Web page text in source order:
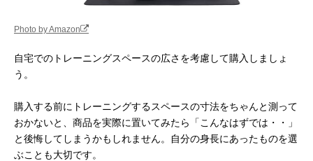
Photo by Amazon
自宅でのトレーニングスペースの広さを考慮して購入しましょ
う。
購入する前にトレーニングするスペースの寸法をちゃんと測って
おかないと、商品を実際に置いてみたら「こんなはずでは・・」
と後悔してしまうかもしれません。自分の身長にあったものを選
ぶことも大切です。